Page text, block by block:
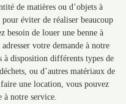
de matières ou d’objets à
éviter de réaliser beaucoup
besoin de louer une benne à
votre demande à notre
disposition différents types de
ou d’autres matériaux de
une location, vous pouvez
à notre service.